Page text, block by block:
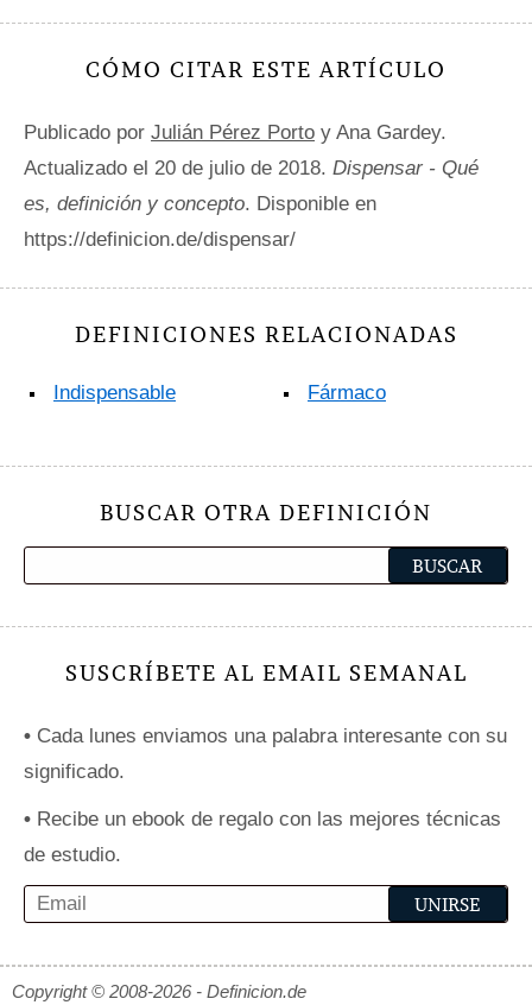
CÓMO CITAR ESTE ARTÍCULO
Publicado por Julián Pérez Porto y Ana Gardey.
Actualizado el 20 de julio de 2018. Dispensar - Qué
es, definición y concepto. Disponible en
https://definicion.de/dispensar/
DEFINICIONES RELACIONADAS
Indispensable Fármaco
BUSCAR OTRA DEFINICIÓN
SUSCRÍBETE AL EMAIL SEMANAL
• Cada lunes enviamos una palabra interesante con su
significado.
• Recibe un ebook de regalo con las mejores técnicas
de estudio.
Copyright © 2008-2026 - Definicion.de